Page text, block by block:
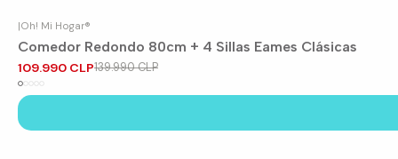
-21% OFF
|Oh! Mi Hogar®
Comedor Redondo 80cm + 4 Sillas Eames Clásicas
109.990 CLP139.990 CLP